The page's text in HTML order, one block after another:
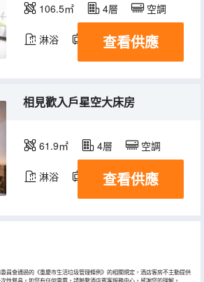
106.5㎡ 4層 空調
淋浴 電視機
查看供應
相見歡入戶星空大床房
61.9㎡ 4層 空調
淋浴 電視機
查看供應
員會通過的《重慶市生活垃圾管理條例》的相關規定，酒店客房不主動提供
性餐具。如您有任何需要，請聯繫酒店賓客服務中心，感謝您的理解。